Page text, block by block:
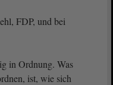
FDP, und bei
in Ordnung. Was
ist, wie sich